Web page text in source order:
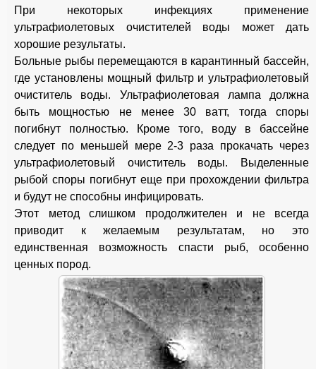
При некоторых инфекциях применение
ультрафиолетовых очистителей воды может дать
хорошие результаты.
Больные рыбы перемещаются в карантинный бассейн,
где установлены мощный фильтр и ультрафиолетовый
очиститель воды. Ультрафиолетовая лампа должна
быть мощностью не менее 30 ватт, тогда споры
погибнут полностью. Кроме того, воду в бассейне
следует по меньшей мере 2-3 раза прокачать через
ультрафиолетовый очиститель воды. Выделенные
рыбой споры погибнут еще при прохождении фильтра
и будут не способны инфицировать.
Этот метод слишком продолжителен и не всегда
приводит к желаемым результатам, но это
единственная возможность спасти рыб, особенно
ценных пород.